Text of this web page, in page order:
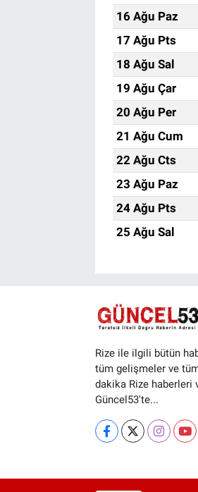
16 Ağu Paz
17 Ağu Pts
18 Ağu Sal
19 Ağu Çar
20 Ağu Per
21 Ağu Cum
22 Ağu Cts
23 Ağu Paz
24 Ağu Pts
25 Ağu Sal
Rize ile ilgili bütün
tüm gelişmeler ve
dakika Rize haberleri
Güncel53'te...